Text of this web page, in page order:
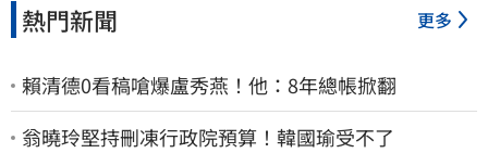
熱門新聞 更多
賴清德0看稿嗆爆盧秀燕！他：8年總帳掀翻
翁曉玲堅持刪凍行政院預算！韓國瑜受不了